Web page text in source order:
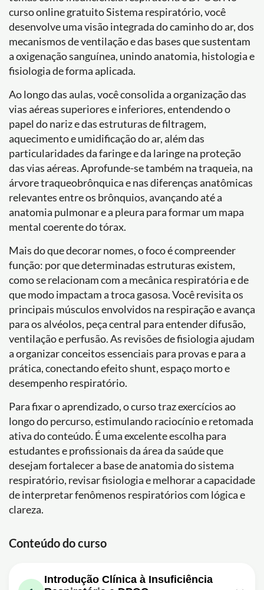
curso online gratuito Sistema respiratório, você
desenvolve uma visão integrada do caminho do ar, dos
mecanismos de ventilação e das bases que sustentam
a oxigenação sanguínea, unindo anatomia, histologia e
fisiologia de forma aplicada.
Ao longo das aulas, você consolida a organização das
vias aéreas superiores e inferiores, entendendo o
papel do nariz e das estruturas de filtragem,
aquecimento e umidificação do ar, além das
particularidades da faringe e da laringe na proteção
das vias aéreas. Aprofunde-se também na traqueia, na
árvore traqueobrônquica e nas diferenças anatômicas
relevantes entre os brônquios, avançando até a
anatomia pulmonar e a pleura para formar um mapa
mental coerente do tórax.
Mais do que decorar nomes, o foco é compreender
função: por que determinadas estruturas existem,
como se relacionam com a mecânica respiratória e de
que modo impactam a troca gasosa. Você revisita os
principais músculos envolvidos na respiração e avança
para os alvéolos, peça central para entender difusão,
ventilação e perfusão. As revisões de fisiologia ajudam
a organizar conceitos essenciais para provas e para a
prática, conectando efeito shunt, espaço morto e
desempenho respiratório.
Para fixar o aprendizado, o curso traz exercícios ao
longo do percurso, estimulando raciocínio e retomada
ativa do conteúdo. É uma excelente escolha para
estudantes e profissionais da área da saúde que
desejam fortalecer a base de anatomia do sistema
respiratório, revisar fisiologia e melhorar a capacidade
de interpretar fenômenos respiratórios com lógica e
clareza.
Conteúdo do curso
Introdução Clínica à Insuficiência